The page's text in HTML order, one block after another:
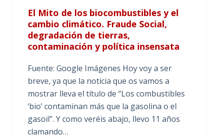
El Mito de los biocombustibles y el
cambio climático. Fraude Social,
degradación de tierras,
contaminación y política insensata
Fuente: Google Imágenes Hoy voy a ser
breve, ya que la noticia que os vamos a
mostrar lleva el título de “Los combustibles
‘bio’ contaminan más que la gasolina o el
gasoil”. Y como veréis abajo, llevo 11 años
clamando…